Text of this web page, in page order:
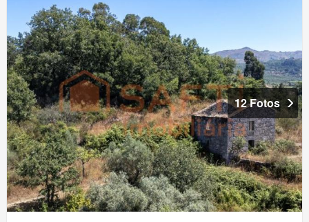
12 Fotos